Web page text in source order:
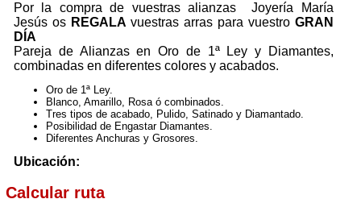
Por la compra de vuestras alianzas Joyería María
Jesús os REGALA vuestras arras para vuestro GRAN
DÍA
Pareja de Alianzas en Oro de 1ª Ley y Diamantes,
combinadas en diferentes colores y acabados.
Oro de 1ª Ley.
Blanco, Amarillo, Rosa ó combinados.
Tres tipos de acabado, Pulido, Satinado y Diamantado.
Posibilidad de Engastar Diamantes.
Diferentes Anchuras y Grosores.
Ubicación:
Calcular ruta